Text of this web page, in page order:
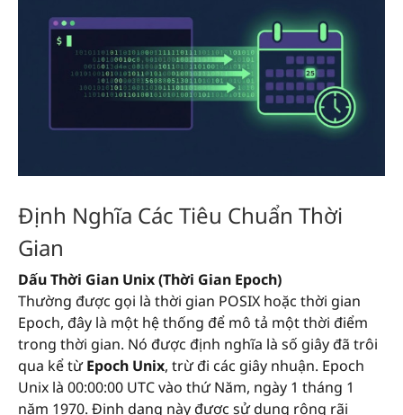
Định Nghĩa Các Tiêu Chuẩn Thời
Gian
Dấu Thời Gian Unix (Thời Gian Epoch)
Thường được gọi là thời gian POSIX hoặc thời gian
Epoch, đây là một hệ thống để mô tả một thời điểm
trong thời gian. Nó được định nghĩa là số giây đã trôi
qua kể từEpoch Unix, trừ đi các giây nhuận. Epoch
Unix là 00:00:00 UTC vào thứ Năm, ngày 1 tháng 1
năm 1970. Định dạng này được sử dụng rộng rãi